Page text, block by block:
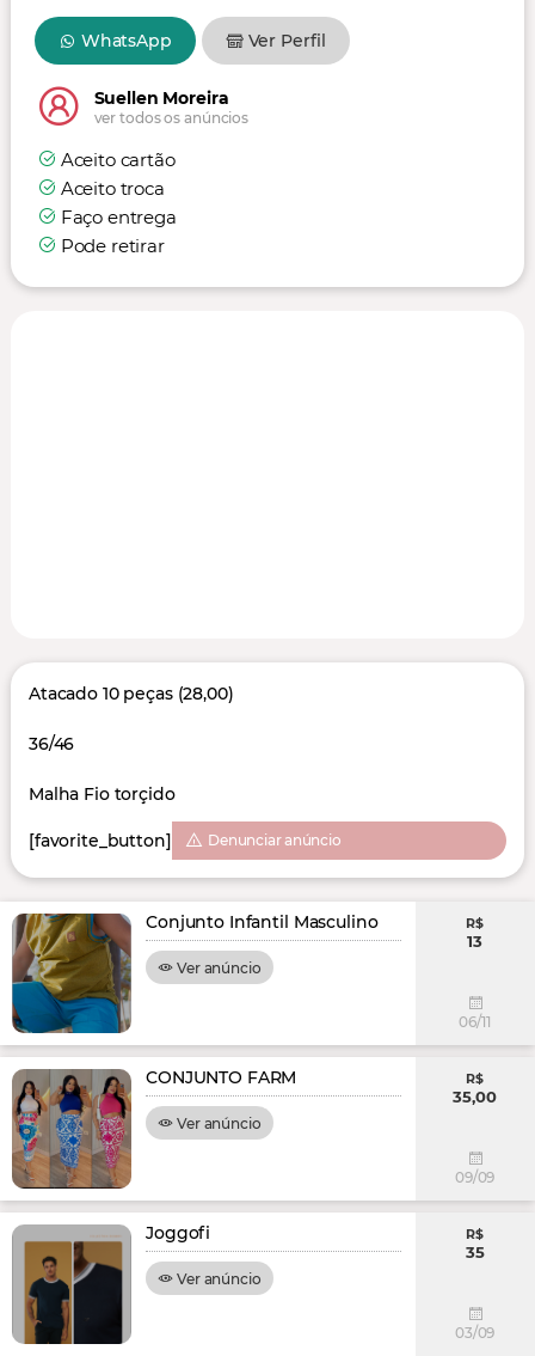
WhatsApp Ver Perfil
Suellen Moreira
ver todos os anúncios
Aceito cartão
Aceito troca
Faço entrega
Pode retirar
Atacado 10 peças (28,00)
36/46
Malha Fio torçido
[favorite_button] Denunciar anúncio
Conjunto Infantil Masculino
Ver anúncio
R$
13
06/11
CONJUNTO FARM
Ver anúncio
R$
35,00
09/09
Joggofi
Ver anúncio
R$
35
03/09